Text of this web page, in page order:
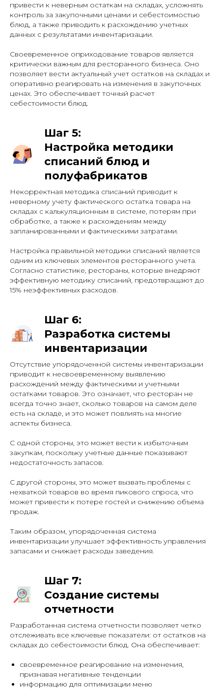
привести к неверным остаткам на складах, усложнять
контроль за закупочными ценами и себестоимостью
блюд, а также приводить к расхождению учетных
данных с результатами инвентаризации.
Своевременное оприходование товаров является
критически важным для ресторанного бизнеса. Оно
позволяет вести актуальный учет остатков на складах и
оперативно реагировать на изменения в закупочных
ценах. Это обеспечивает точный расчет
себестоимости блюд.
Шаг 5:
Настройка методики
списаний блюд и
полуфабрикатов
Некорректная методика списаний приводит к
неверному учету фактического остатка товара на
складах с калькуляционным в системе, потерям при
обработке, а также к расхождениям между
запланированными и фактическими затратами.
Настройка правильной методики списаний является
одним из ключевых элементов ресторанного учета.
Согласно статистике, рестораны, которые внедряют
эффективную методику списаний, предотвращают до
15% неэффективных расходов.
Шаг 6:
Разработка системы
инвентаризации
Отсутствие упорядоченной системы инвентаризации
приводит к несвоевременному выявлению
расхождений между фактическими и учетными
остатками товаров. Это означает, что ресторан не
всегда точно знает, сколько товаров на самом деле
есть на складе, и это может повлиять на многие
аспекты бизнеса.
С одной стороны, это может вести к избыточным
закупкам, поскольку учетные данные показывают
недостаточность запасов.
С другой стороны, это может вызвать проблемы с
нехваткой товаров во время пикового спроса, что
может привести к потере гостей и снижению объема
продаж.
Таким образом, упорядоченная система
инвентаризации улучшает эффективность управления
запасами и снижает расходы заведения.
Шаг 7:
Создание системы
отчетности
Разработанная система отчетности позволяет четко
отслеживать все ключевые показатели: от остатков на
складах до себестоимости блюд. Она обеспечивает:
своевременное реагирование на изменения,
признавая негативные тенденции
информацию для оптимизации меню